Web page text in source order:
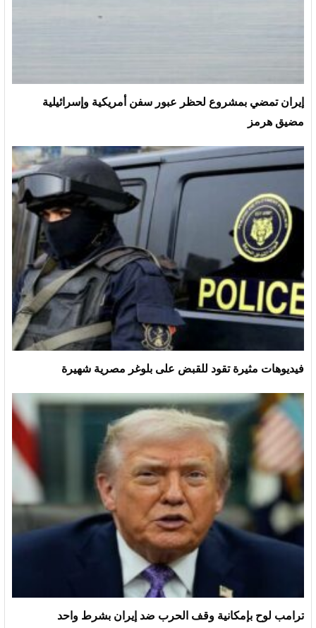
إيران تمضي بمشروع لحظر عبور سفن أمريكية وإسرائيلية
مضيق هرمز
فيديوهات مثيرة تقود للقبض على بلوغر مصرية شهيرة
ترامب لوح بإمكانية وقف الحرب ضد إيران بشرط واحد